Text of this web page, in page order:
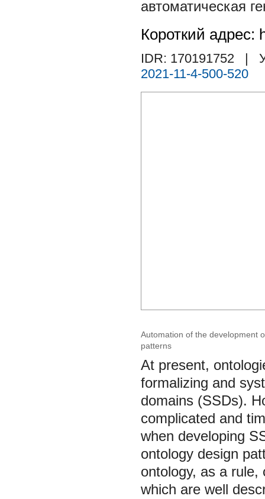
автоматическая
Короткий адрес:
IDR: 170191752
|
2021-11-4-500-520
Automation of the development
patterns
At present,
formalizing and
domains (SSDs).
complicated and
when developing
ontology design
ontology, as a
which are well